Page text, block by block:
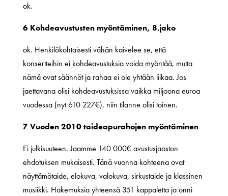
ok.
6 Kohdeavustusten myöntäminen, 8.jako
ok. Henkilökohtaisesti vähän kaivelee se, että
konsertteihin ei kohdeavustuksia voida myöntää, mutta
nämä ovat säännöt ja rahaa ei ole yhtään liikaa. Jos
jaettavana olisi kohdeavustuksissa vaikka miljoona euroa
vuodessa (nyt 610 227€), niin tilanne olisi toinen.
7 Vuoden 2010 taideapurahojen myöntäminen
Ei julkisuuteen. Jaamme 140 000€ avustusjaoston
ehdotuksen mukaisesti. Tänä vuonna kohteena ovat
näyttämötaide, elokuva, valokuva, sirkustaide ja klassinen
musiikki. Hakemuksia yhteensä 351 kappaletta ja onni